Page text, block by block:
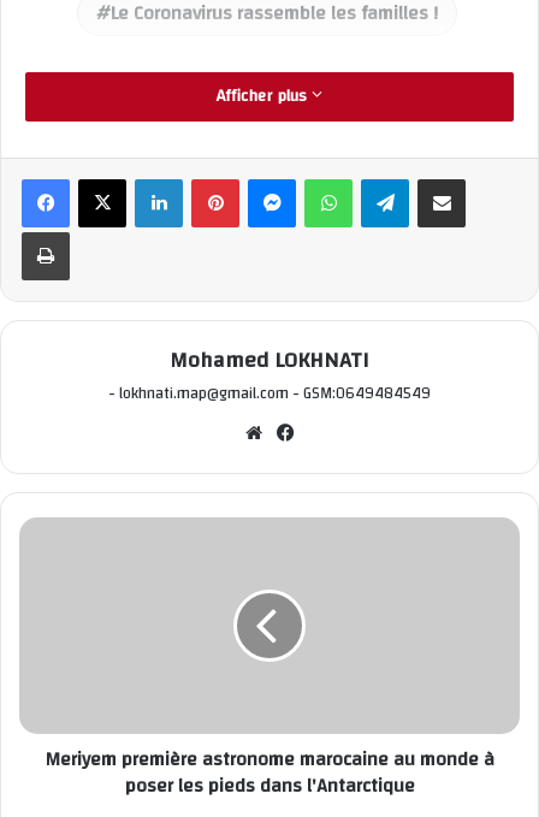
Le Coronavirus rassemble les familles !
Afficher plus
Telegram
Mohamed LOKHNATI
- lokhnati.map@gmail.com - GSM:0649484549
We
te ok
Meriyem première astronome marocaine au monde à
poser les pieds dans l'Antarctique